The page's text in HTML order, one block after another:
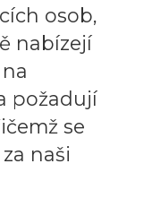
osob,
nabízejí
požadují
se
naši